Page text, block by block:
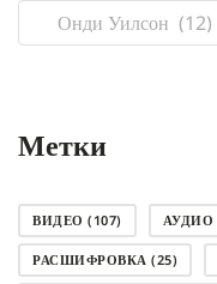
Выбрать
рубрику
Метки
ВИДЕО (107) АУДИО
РАСШИФРОВКА (25)